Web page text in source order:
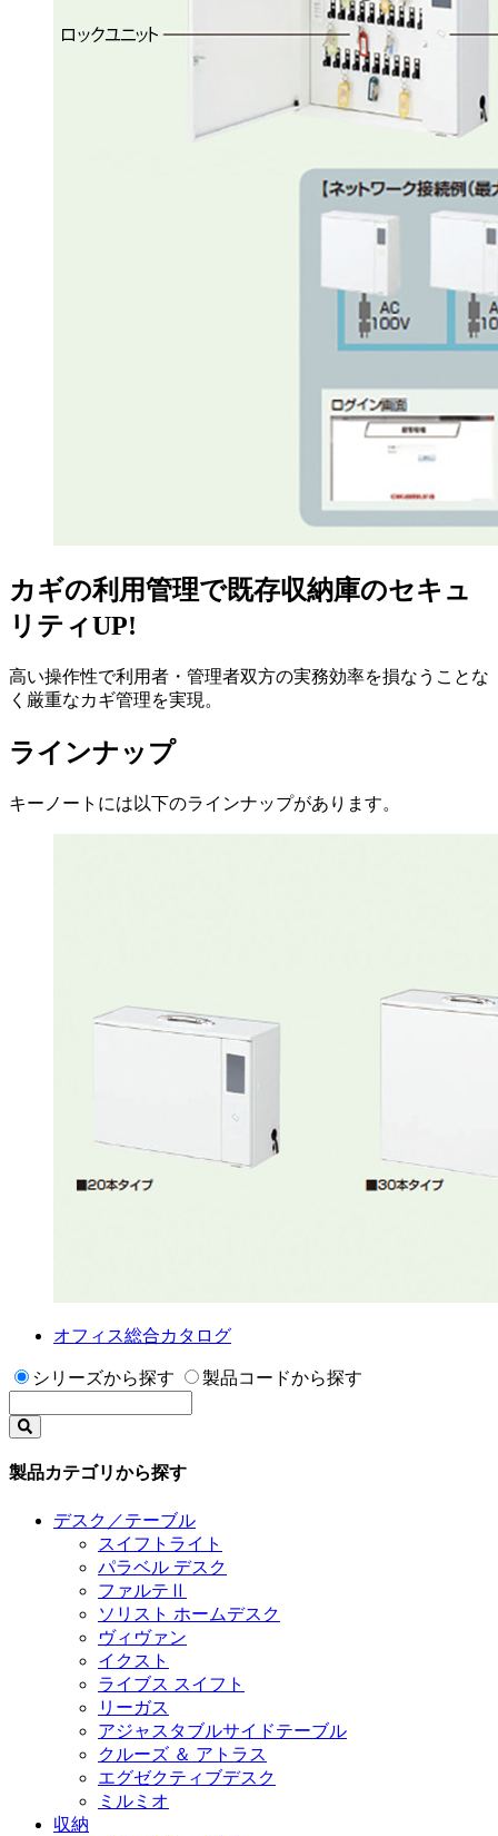
カギの利用管理で既存収納庫のセキュ
リティUP!
高い操作性で利用者・管理者双方の実務効率を損なうことな
く厳重なカギ管理を実現。
ラインナップ
キーノートには以下のラインナップがあります。
オフィス総合カタログ
シリーズから探す 製品コードから探す
製品カテゴリから探す
デスク／テーブル
スイフトライト
パラベル デスク
ファルテⅡ
ソリスト ホームデスク
ヴィヴァン
イクスト
ライブス スイフト
リーガス
アジャスタブルサイドテーブル
クルーズ ＆ アトラス
エグゼクティブデスク
ミルミオ
収納